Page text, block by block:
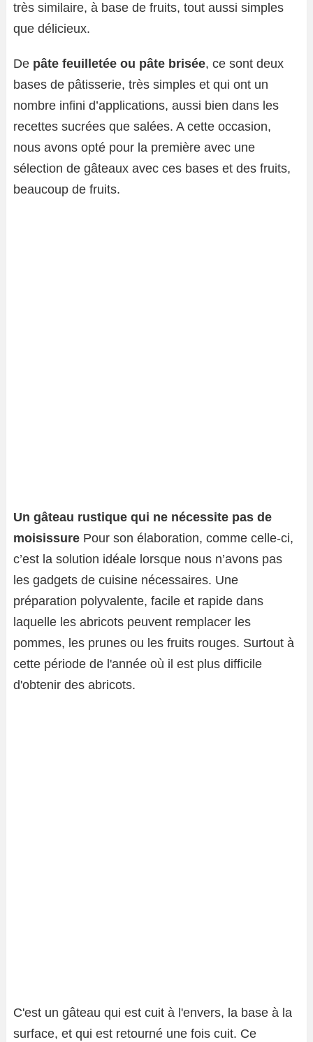
très similaire, à base de fruits, tout aussi simples
que délicieux.
De pâte feuilletée ou pâte brisée, ce sont deux
bases de pâtisserie, très simples et qui ont un
nombre infini d’applications, aussi bien dans les
recettes sucrées que salées. A cette occasion,
nous avons opté pour la première avec une
sélection de gâteaux avec ces bases et des fruits,
beaucoup de fruits.
Un gâteau rustique qui ne nécessite pas de
moisissure Pour son élaboration, comme celle-ci,
c’est la solution idéale lorsque nous n’avons pas
les gadgets de cuisine nécessaires. Une
préparation polyvalente, facile et rapide dans
laquelle les abricots peuvent remplacer les
pommes, les prunes ou les fruits rouges. Surtout à
cette période de l'année où il est plus difficile
d'obtenir des abricots.
C'est un gâteau qui est cuit à l'envers, la base à la
surface, et qui est retourné une fois cuit. Ce